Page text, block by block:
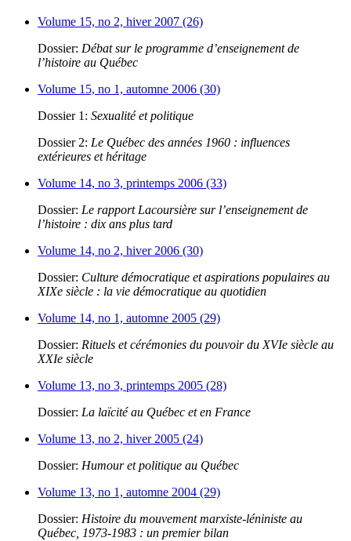
Volume 15, no 2, hiver 2007 (26)
Dossier: Débat sur le programme d’enseignement de
l’histoire au Québec
Volume 15, no 1, automne 2006 (30)
Dossier 1: Sexualité et politique
Dossier 2: Le Québec des années 1960 : influences
extérieures et héritage
Volume 14, no 3, printemps 2006 (33)
Dossier: Le rapport Lacoursière sur l’enseignement de
l’histoire : dix ans plus tard
Volume 14, no 2, hiver 2006 (30)
Dossier: Culture démocratique et aspirations populaires au
XIXe siècle : la vie démocratique au quotidien
Volume 14, no 1, automne 2005 (29)
Dossier: Rituels et cérémonies du pouvoir du XVIe siècle au
XXIe siècle
Volume 13, no 3, printemps 2005 (28)
Dossier: La laïcité au Québec et en France
Volume 13, no 2, hiver 2005 (24)
Dossier: Humour et politique au Québec
Volume 13, no 1, automne 2004 (29)
Dossier: Histoire du mouvement marxiste-léniniste au
Québec, 1973-1983 : un premier bilan